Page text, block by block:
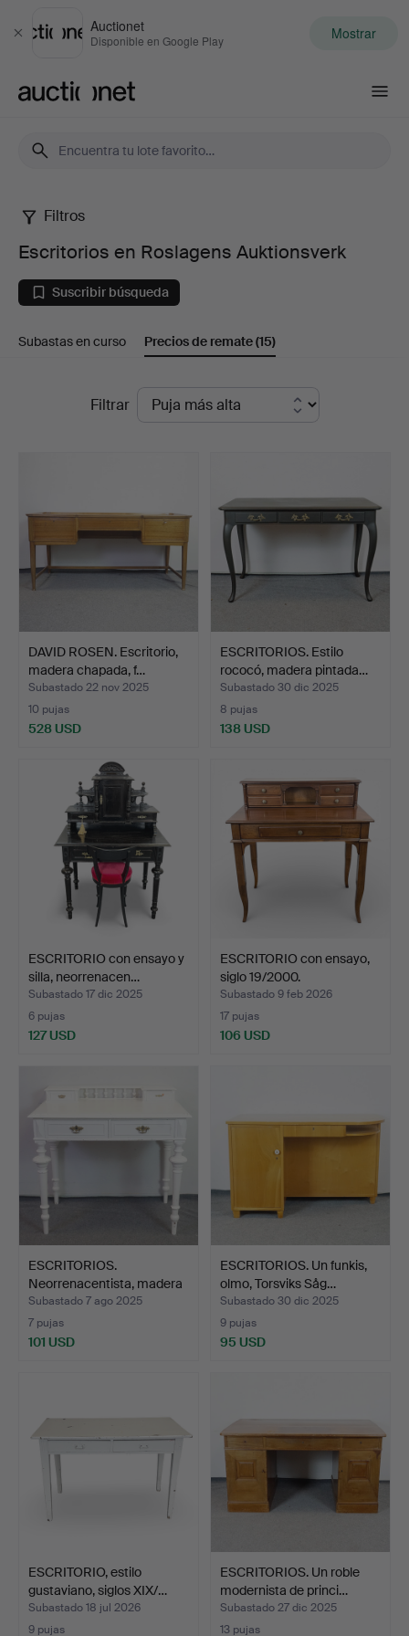
Cerrar
Auctionet
Disponible en Google Play Mostrar
Escritorios
en
Roslagens
Auktionsverk
Filtros
Escritorios en Roslagens Auktionsverk
Suscribir búsqueda
Subastas en curso Precios de remate(15)
Filtrar
DAVID ROSEN. Escritorio,
madera chapada, f…
Subastado 22 nov 2025
10 pujas
528 USD
ESCRITORIOS. Estilo
rococó, madera pintada…
Subastado 30 dic 2025
8 pujas
138 USD
ESCRITORIO con ensayo y
silla, neorrenacen…
Subastado 17 dic 2025
6 pujas
127 USD
ESCRITORIO con ensayo,
siglo 19/2000.
Subastado 9 feb 2026
17 pujas
106 USD
ESCRITORIOS.
Neorrenacentista, madera
pint…
Subastado 7 ago 2025
7 pujas
101 USD
ESCRITORIOS. Un funkis,
olmo, Torsviks Såg…
Subastado 30 dic 2025
9 pujas
95 USD
ESCRITORIO, estilo
gustaviano, siglos XIX/…
Subastado 18 jul 2026
9 pujas
ESCRITORIOS. Un roble
modernista de princi…
Subastado 27 dic 2025
13 pujas